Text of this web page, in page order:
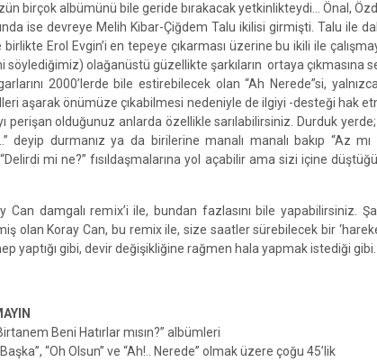
birçok albümünü bile geride bırakacak yetkinlikteydi… Önal,
ise devreye Melih Kibar-Çiğdem Talu ikilisi girmişti. Talu ile
birlikte Erol Evgin’i en tepeye çıkarması üzerine bu ikili ile
söylediğimiz) olağanüstü güzellikte şarkıların ortaya çıkmasına
2000’lerde bile estirebilecek olan “Ah Nerede”si,
aşarak önümüze çıkabilmesi nedeniyle de ilgiyi -desteği hak
perişan olduğunuz anlarda özellikle sarılabilirsiniz. Durduk
deyip durmanız ya da birilerine manalı manalı bakıp “Az
mi ne?” fısıldaşmalarına yol açabilir ama sizi içine
Can damgalı remix’i ile, bundan fazlasını bile yapabilirsiniz.
olan Koray Can, bu remix ile, size saatler sürebilecek bir
yaptığı gibi, devir değişikliğine rağmen hala yapmak istediği gibi.
Beni Hatırlar mısın?” albümleri
“Oh Olsun” ve “Ah!.. Nerede” olmak üzere çoğu 45’lik